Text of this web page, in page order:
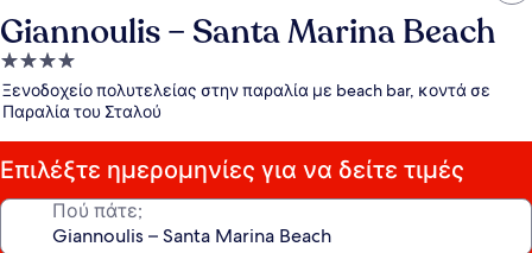
Giannoulis – Santa Marina Beach
Κατάλυμα
με
4.0
αστέρια
Ξενοδοχείο πολυτελείας στην παραλία με beach bar, κοντά σε
Παραλία του Σταλού
Επιλέξτε ημερομηνίες για να δείτε τιμές
Πού πάτε;